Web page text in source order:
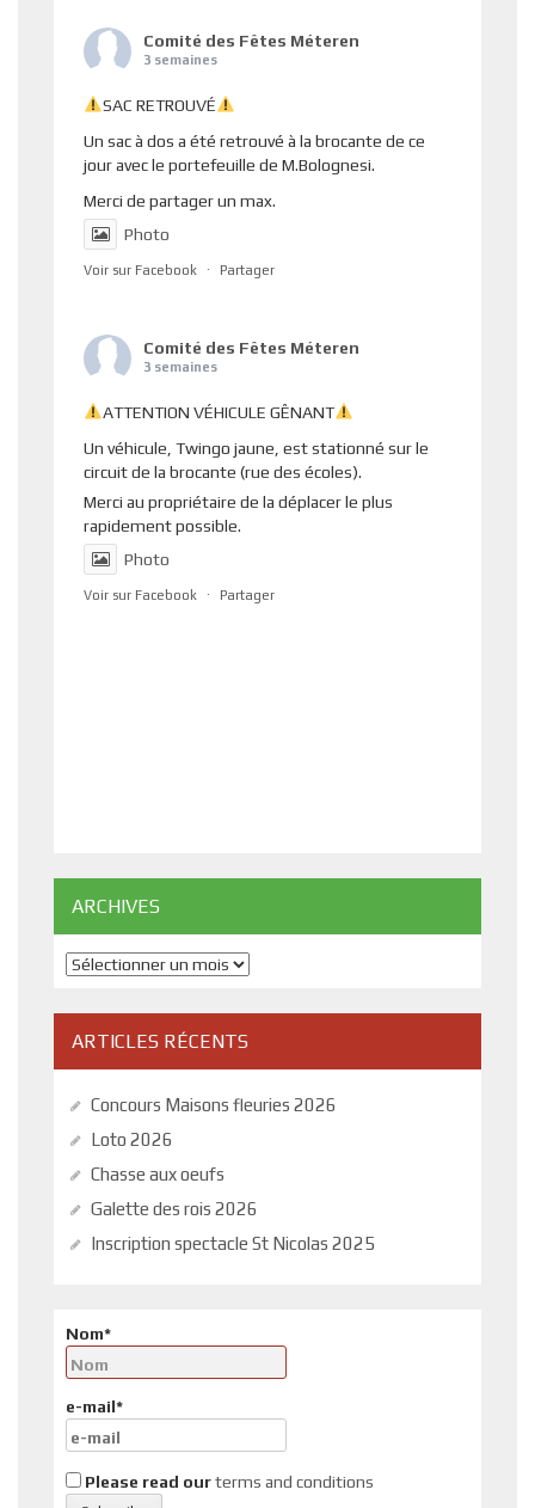
Comité des Fêtes Méteren
3 semaines
SAC RETROUVÉ
Un sac à dos a été retrouvé à la brocante de ce
jour avec le portefeuille de M.Bolognesi.
Merci de partager un max.
Photo
Voir sur Facebook · Partager
Comité des Fêtes Méteren
3 semaines
ATTENTION VÉHICULE GÊNANT
Un véhicule, Twingo jaune, est stationné sur le
circuit de la brocante (rue des écoles).
Merci au propriétaire de la déplacer le plus
rapidement possible.
Photo
Voir sur Facebook · Partager
ARCHIVES
Archives
ARTICLES RÉCENTS
Concours Maisons fleuries 2026
Loto 2026
Chasse aux oeufs
Galette des rois 2026
Inscription spectacle St Nicolas 2025
Nom*
e-mail*
Please read ourterms and conditions